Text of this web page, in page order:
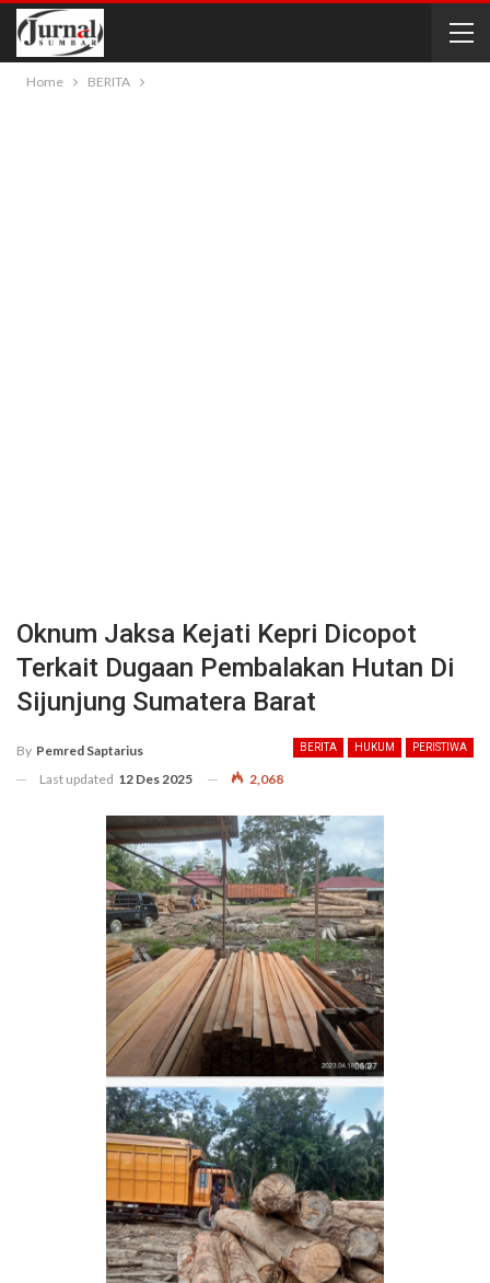
Home BERITA
Oknum Jaksa Kejati Kepri Dicopot
Terkait Dugaan Pembalakan Hutan Di
Sijunjung Sumatera Barat
BERITA HUKUM PERISTIWA
By Pemred Saptarius
Last updated 12 Des 2025 2,068